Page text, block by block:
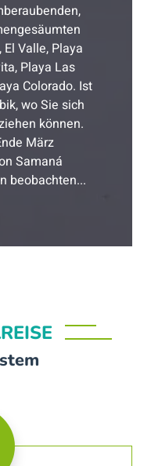
Valle, Playa
Playa Las
Colorado. Ist
wo Sie sich
können.
März
Samaná
beobachten...